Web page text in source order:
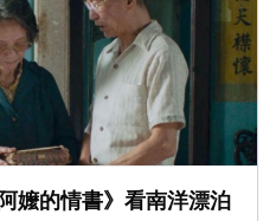
嬤的情書》看南洋漂泊